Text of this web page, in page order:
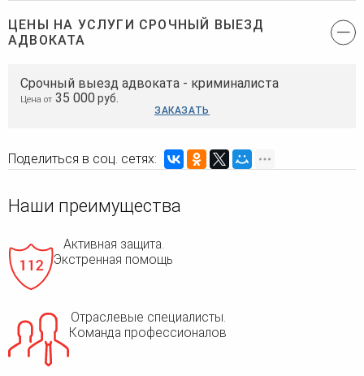
ЦЕНЫ НА УСЛУГИ СРОЧНЫЙ ВЫЕЗД
АДВОКАТА
Срочный выезд адвоката - криминалиста
Цена от 35 000руб.
ЗАКАЗАТЬ
Поделиться в соц. сетях:
Наши преимущества
Активная защита.
Экстренная помощь
Отраслевые специалисты.
Команда профессионалов